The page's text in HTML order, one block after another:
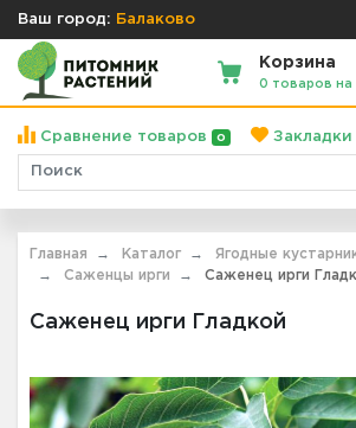
Ваш город: Балаково
Корзина
0 товаров на
Сравнение товаров 0 Закладки
Главная Каталог
Ягодные
Саженцы ирги
Саженец ирги
Саженец ирги Гладкой